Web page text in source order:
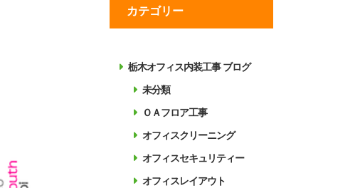
カテゴリー
栃木オフィス内装工事 ブログ
未分類
ＯＡフロア工事
オフィスクリーニング
オフィスセキュリティー
オフィスレイアウト